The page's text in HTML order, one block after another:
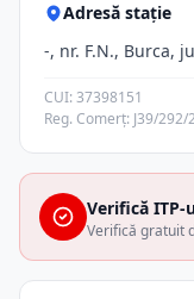
Adresă stație
-, nr. F.N., Burca,
CUI: 37398151
Reg. Comerț: J39/292/
Verifică ITP-
Verifică gratuit